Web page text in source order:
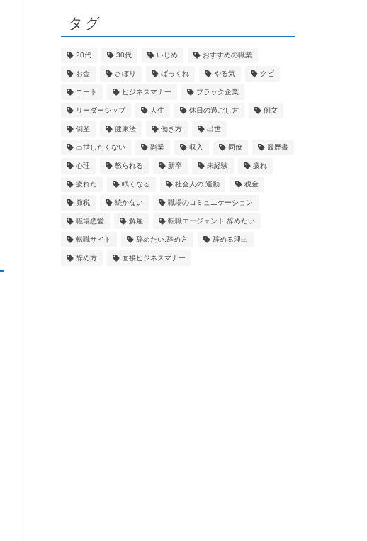
タグ
20代 30代 いじめ おすすめの職業
お金 さぼり ばっくれ やる気 クビ
ニート ビジネスマナー ブラック企業
リーダーシップ 人生 休日の過ごし方 例文
倒産 健康法 働き方 出世
出世したくない 副業 収入 同僚 履歴書
心理 怒られる 新卒 未経験 疲れ
疲れた 眠くなる 社会人の 運動 税金
節税 続かない 職場のコミュニケーション
職場恋愛 解雇 転職エージェント.辞めたい
転職サイト 辞めたい.辞め方 辞める理由
辞め方 面接ビジネスマナー